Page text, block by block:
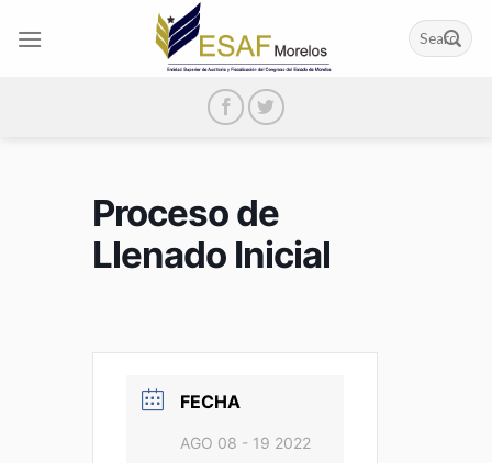
Proceso de
Llenado Inicial
FECHA
AGO 08 - 19 2022